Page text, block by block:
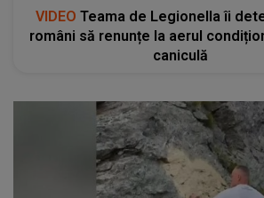
VIDEO Teama de Legionella îi
români să renunțe la aerul
caniculă